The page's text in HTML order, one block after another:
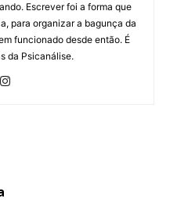
Escrever foi a forma que
para organizar a bagunça da
funcionado desde então. É
da Psicanálise.